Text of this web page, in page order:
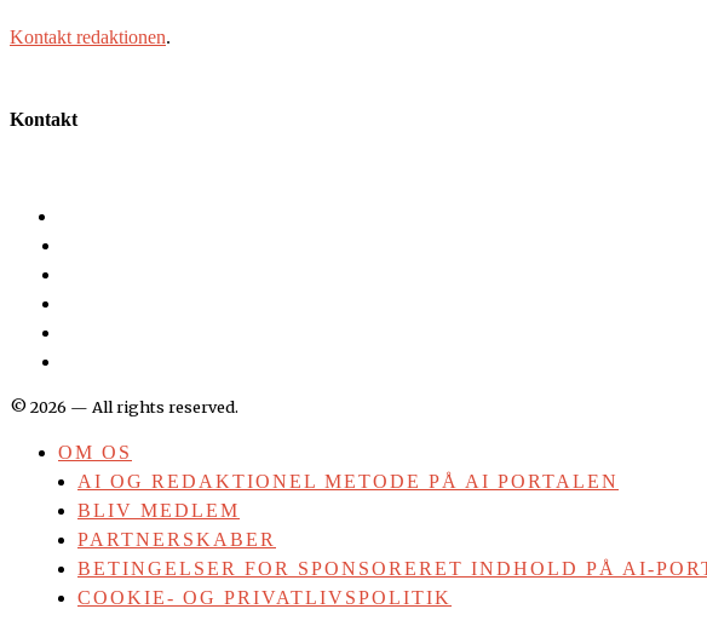
Kontakt redaktionen.
Kontakt
©2026 — All rights reserved.
OM OS
AI OG REDAKTIONEL METODE PÅ AI PORTALEN
BLIV MEDLEM
PARTNERSKABER
BETINGELSER FOR SPONSORERET INDHOLD PÅ AI-
COOKIE- OG PRIVATLIVSPOLITIK